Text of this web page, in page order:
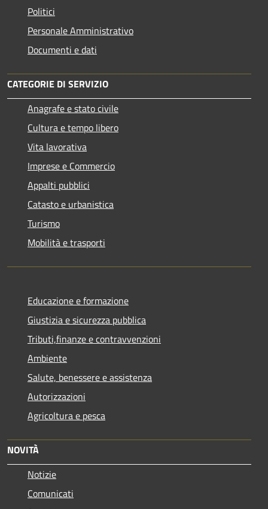
Politici
Personale Amministrativo
Documenti e dati
CATEGORIE DI SERVIZIO
Anagrafe e stato civile
Cultura e tempo libero
Vita lavorativa
Imprese e Commercio
Appalti pubblici
Catasto e urbanistica
Turismo
Mobilità e trasporti
Educazione e formazione
Giustizia e sicurezza pubblica
Tributi,finanze e contravvenzioni
Ambiente
Salute, benessere e assistenza
Autorizzazioni
Agricoltura e pesca
NOVITÀ
Notizie
Comunicati